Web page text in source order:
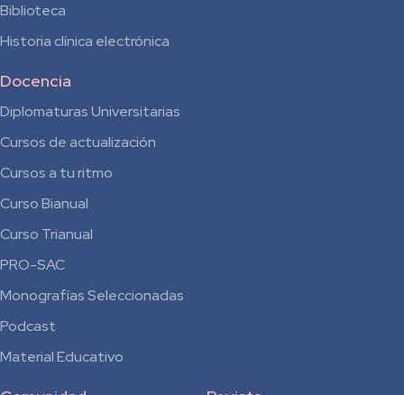
Biblioteca
Historia clínica electrónica
Docencia
Diplomaturas Universitarias
Cursos de actualización
Cursos a tu ritmo
Curso Bianual
para
Residentes
Curso Trianual
PRO-SAC
Monografías Seleccionadas
Podcast
Material Educativo